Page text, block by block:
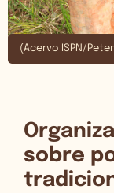
(Acervo ISPN/
sobre